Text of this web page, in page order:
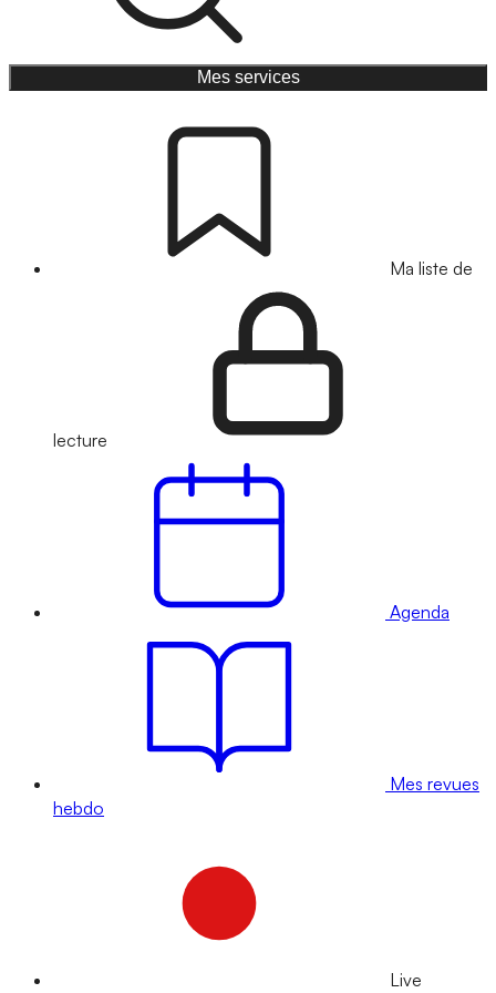
Mes services
Ma liste de
lecture
Agenda
Mes revues
hebdo
Live